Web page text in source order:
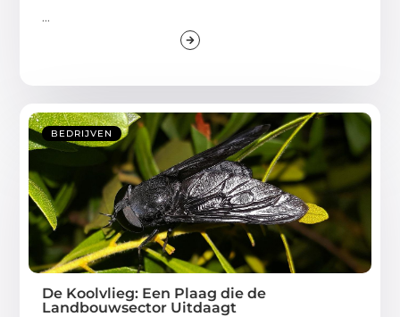
...
BEDRIJVEN
De Koolvlieg: Een Plaag die de
Landbouwsector Uitdaagt